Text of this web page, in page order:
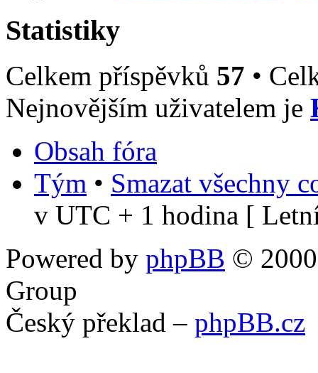
Statistiky
Celkem příspěvků 57 •
Nejnovějším uživatelem je
Obsah fóra
Tým • Smazat všechny
v UTC + 1 hodina [
Powered by phpBB ©
Group
Český překlad – phpBB.cz